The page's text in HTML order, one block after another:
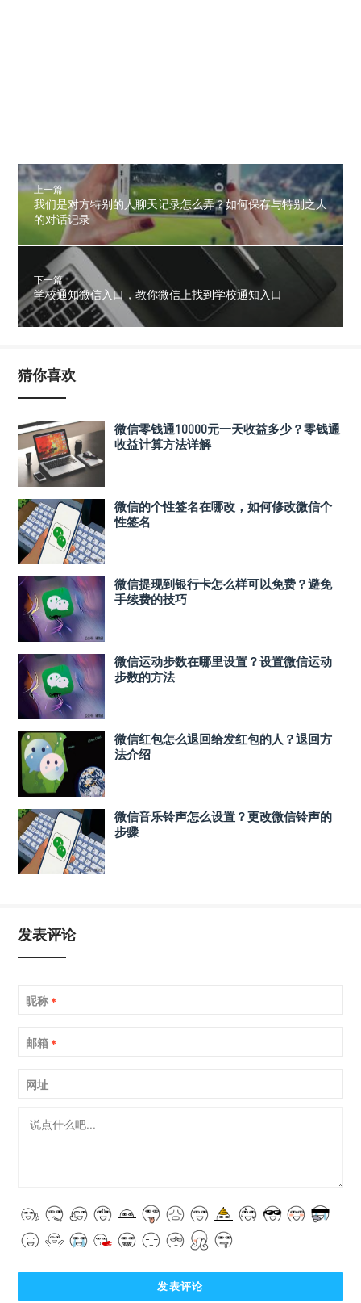
上一篇
我们是对方特别的人聊天记录怎么弄？如何保存与特别之人
的对话记录
下一篇
学校通知微信入口，教你微信上找到学校通知入口
猜你喜欢
微信零钱通10000元一天收益多少？零钱通
收益计算方法详解
微信的个性签名在哪改，如何修改微信个
性签名
微信提现到银行卡怎么样可以免费？避免
手续费的技巧
微信运动步数在哪里设置？设置微信运动
步数的方法
微信红包怎么退回给发红包的人？退回方
法介绍
微信音乐铃声怎么设置？更改微信铃声的
步骤
发表评论
昵称 *
邮箱 *
网址